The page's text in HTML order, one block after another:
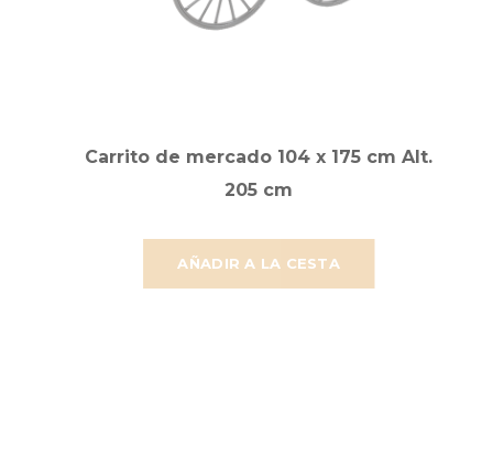
AÑADIR A LA CESTA
Carrito de mercado 104 x 175 cm Alt.
205 cm